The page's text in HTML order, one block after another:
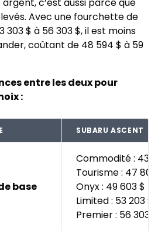
Avec une fourchette de
303 $ à 56 303 $, il est moins
coûtant de 48 594 $ à 59
entre les deux pour
:
SUBARU ASCENT
base
Commodité : 43
Tourisme : 47
Onyx : 49 603 $
Limited : 53 203 $
Premier : 56 303 $